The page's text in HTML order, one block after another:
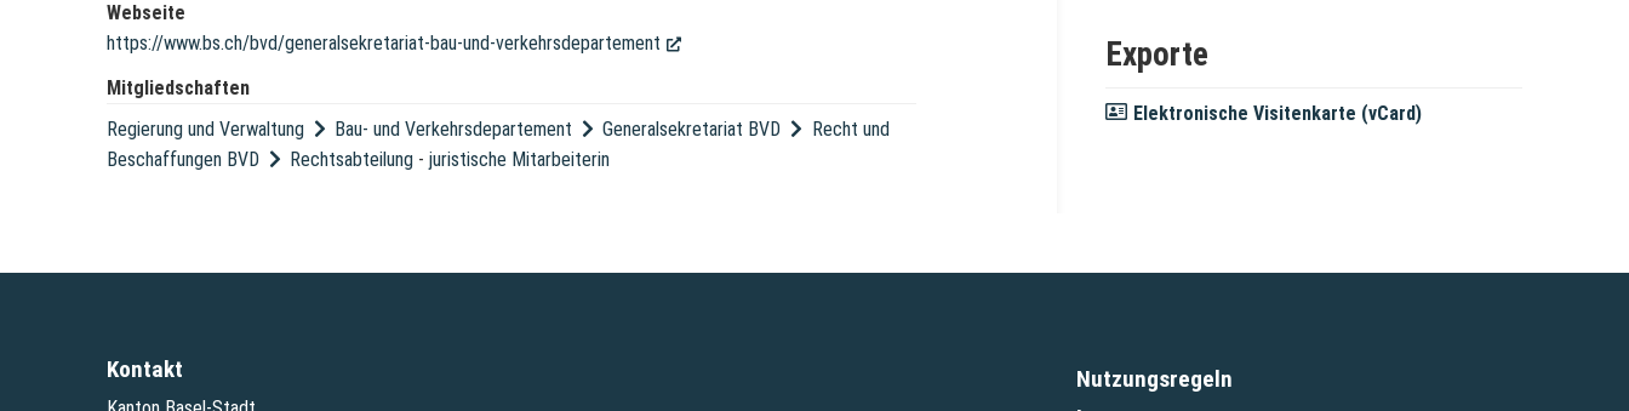
Webseite
https://www.bs.ch/bvd/generalsekretariat-bau-und-verkehrsdepartement
(External Link)
Mitgliedschaften
Regierung und Verwaltung
Bau- und Verkehrsdepartement Generalsekretariat BVD
Recht und
Beschaffungen BVD
Rechtsabteilung -juristische Mitarbeiterin
Exporte
Elektronische Visitenkarte (vCard)
Kontakt Nutzungsregeln